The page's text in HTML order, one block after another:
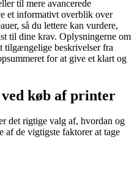
til mere avancerede
et informativt overblik over
så du lettere kan vurdere,
til dine krav. Oplysningerne om
tilgængelige beskrivelser fra
for at give et klart og
køb af printer
det rigtige valg af, hvordan og
af de vigtigste faktorer at tage